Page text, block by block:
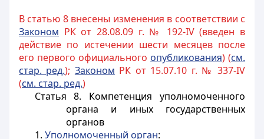
В статью 8 внесены изменения в соответствии с
Законом РК от 28.08.09 г. № 192-IV (введен в
действие по истечении шести месяцев после
его первого официального опубликования) (см.
стар. ред.); Законом РК от 15.07.10 г. № 337-IV
(см. стар. ред.)
Статья 8. Компетенция уполномоченного
органа и иных государственных
органов
1. Уполномоченный орган: